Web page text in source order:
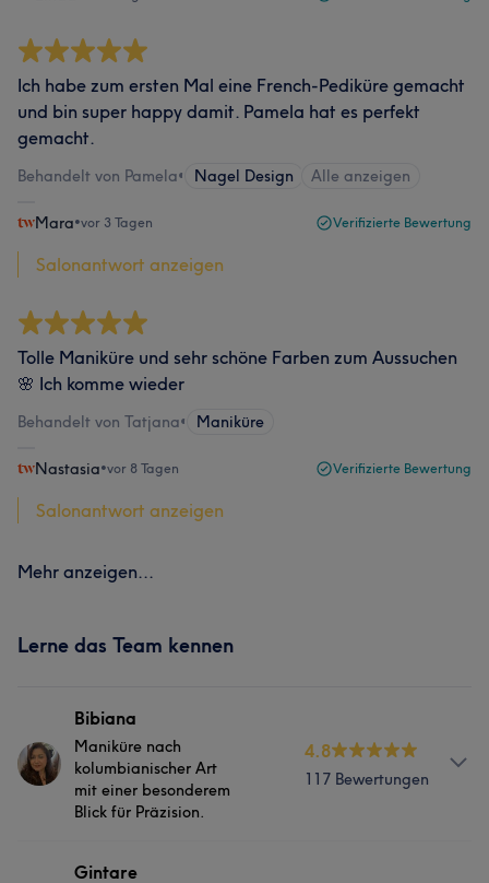
Ich habe zum ersten Mal eine French-Pediküre gemacht
und bin super happy damit. Pamela hat es perfekt
gemacht.
Behandelt von Pamela• Nagel Design Alle anzeigen
Mara•vor 3 Tagen Verifizierte Bewertung
Salonantwort anzeigen
Tolle Maniküre und sehr schöne Farben zum Aussuchen
🌸 Ich komme wieder
Behandelt von Tatjana• Maniküre
Nastasia•vor 8 Tagen Verifizierte Bewertung
Salonantwort anzeigen
Mehr anzeigen...
Lerne das Team kennen
Bibiana
Maniküre nach
kolumbianischer Art
mit einer besonderem
Blick für Präzision.
4.8
117 Bewertungen
Gintare